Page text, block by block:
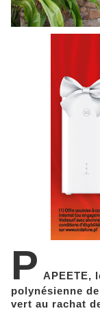
P APEETE,
polynésienne
vert au rachat